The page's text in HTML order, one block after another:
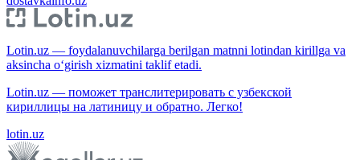
Lotin.uz — foydalanuvchilarga berilgan matnni lotindan kirillga va
aksincha o‘girish xizmatini taklif etadi.
Lotin.uz — поможет транслитерировать с узбекской
кириллицы на латиницу и обратно. Легко!
lotin.uz